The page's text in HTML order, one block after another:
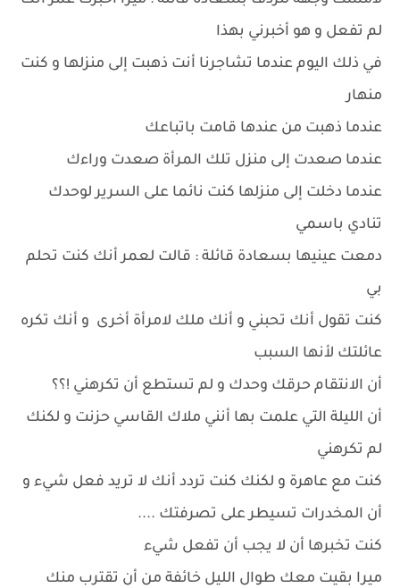
لم تفعل و هو أخبرني بهذا
في ذلك اليوم عندما تشاجرنا أنت ذهبت إلى منزلها و كنت
منهار
عندما ذهبت من عندها قامت باتباعك
عندما صعدت إلى منزل تلك المرأة صعدت وراءك
عندما دخلت إلى منزلها كنت نائما على السرير لوحدك
تنادي باسمي
دمعت عينيها بسعادة قائلة : قالت لعمر أنك كنت تحلم
بي
كنت تقول أنك تحبني و أنك ملك لامرأة أخرى و أنك تكره
عائلتك لأنها السبب
أن الانتقام حرقك وحدك و لم تستطع أن تكرهني !؟؟
أن الليلة التي علمت بها أنني ملاك القاسي حزنت و لكنك
لم تكرهني
كنت مع عاهرة و لكنك كنت تردد أنك لا تريد فعل شيء و
أن المخدرات تسيطر على تصرفتك ....
كنت تخبرها أن لا يجب أن تفعل شيء
ميرا بقيت معك طوال الليل خائفة من أن تقترب منك